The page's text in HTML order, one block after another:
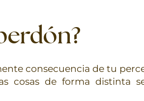
consecuencia de tu
cosas de forma distinta